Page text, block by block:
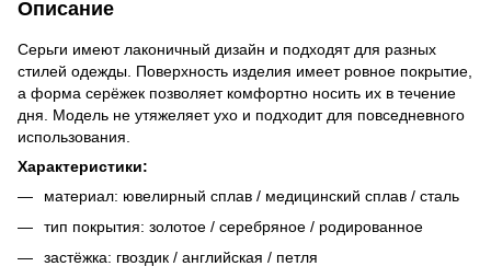
Описание
Серьги имеют лаконичный дизайн и подходят для разных
стилей одежды. Поверхность изделия имеет ровное покрытие,
а форма серёжек позволяет комфортно носить их в течение
дня. Модель не утяжеляет ухо и подходит для повседневного
использования.
Характеристики:
материал: ювелирный сплав / медицинский сплав / сталь
тип покрытия: золотое / серебряное / родированное
застёжка: гвоздик / английская / петля